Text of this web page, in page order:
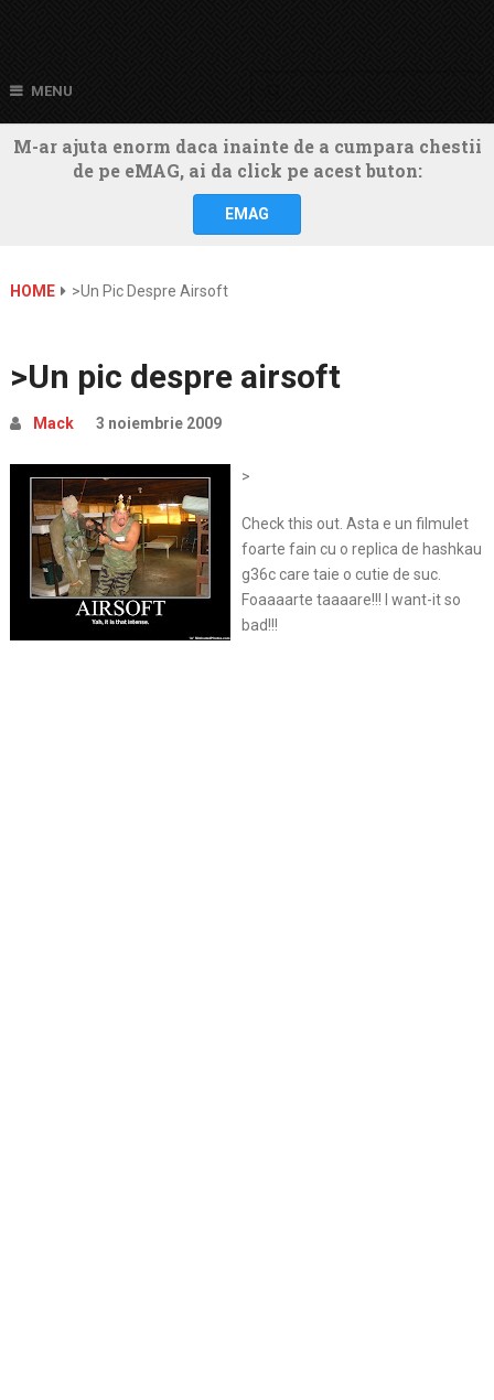
MENU
M-ar ajuta enorm daca inainte de a cumpara chestii
de pe eMAG, ai da click pe acest buton:
EMAG
HOME >Un Pic Despre Airsoft
>Un pic despre airsoft
Mack 3 noiembrie 2009
>
Check this out. Asta e un filmulet
foarte fain cu o replica de hashkau
g36c care taie o cutie de suc.
Foaaaarte taaaare!!! I want-it so
bad!!!